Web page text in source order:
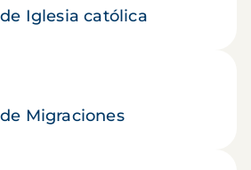
Iglesia católica
Migraciones